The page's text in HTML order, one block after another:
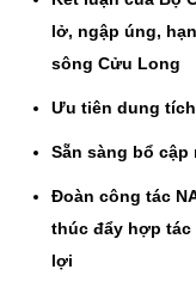
lở, ngập úng,
sông Cửu Long
Ưu tiên dung
Sẵn sàng bổ
Đoàn công tác
thúc đẩy hợp
lợi